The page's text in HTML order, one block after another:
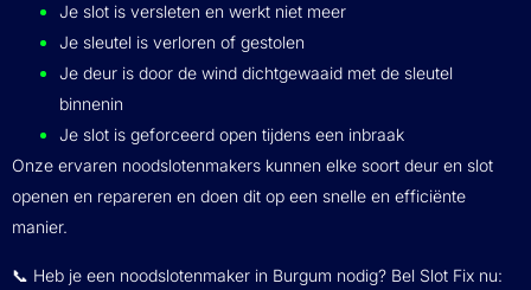
Je slot is versleten en werkt niet meer
Je sleutel is verloren of gestolen
Je deur is door de wind dichtgewaaid met de sleutel
binnenin
Je slot is geforceerd open tijdens een inbraak
Onze ervaren noodslotenmakers kunnen elke soort deur en slot
openen en repareren en doen dit op een snelle en efficiënte
manier.
📞 Heb je een noodslotenmaker in Burgum nodig? Bel Slot Fix nu: